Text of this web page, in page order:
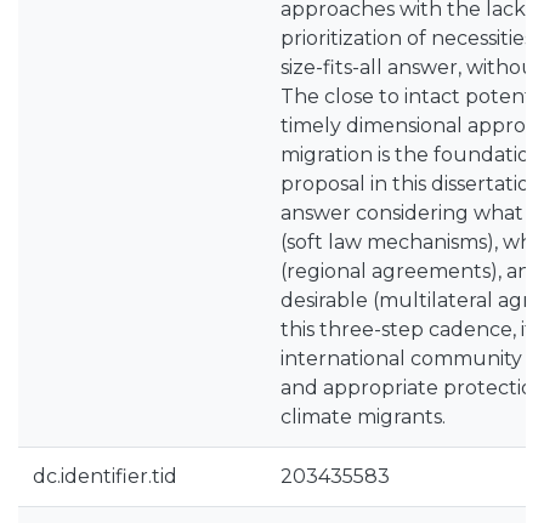
approaches with the lack
prioritization of
size-fits-all answer,
The close to intact
timely dimensional
migration is the
proposal in this
answer considering what
(soft law mechanisms),
(regional agreements),
desirable (multilateral
this three-step cadence, it
international community
and appropriate
climate migrants.
dc.identifier.tid 203435583